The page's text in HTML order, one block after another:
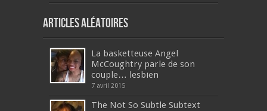
Articles aléatoires
La basketteuse Angel
McCoughtry parle de son
couple… lesbien
7 avril 2015
The Not So Subtle Subtext